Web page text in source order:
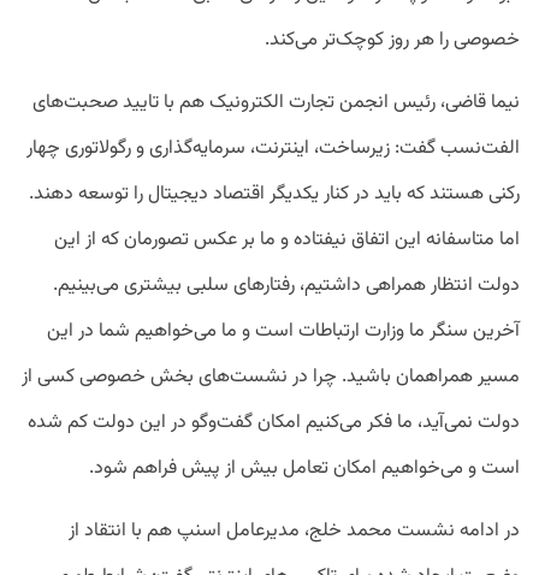
خصوصی را هر روز کوچک‌تر می‌کند.
نیما قاضی، رئیس انجمن تجارت الکترونیک هم با تایید صحبت‌های
الفت‌نسب گفت: زیرساخت، اینترنت، سرمایه‌گذاری و رگولاتوری چهار
رکنی هستند که باید در کنار یکدیگر اقتصاد دیجیتال را توسعه دهند.
اما متاسفانه این اتفاق نیفتاده و ما بر عکس تصورمان که از این
دولت انتظار همراهی داشتیم، رفتارهای سلبی بیشتری می‌بینیم.
آخرین سنگر ما وزارت ارتباطات است و ما می‌خواهیم شما در این
مسیر همراهمان باشید. چرا در نشست‌های بخش خصوصی کسی از
دولت نمی‌آید، ما فکر می‌کنیم امکان گفت‌وگو در این دولت کم شده
است و می‌خواهیم امکان تعامل بیش از پیش فراهم شود.
در ادامه نشست محمد خلج، مدیرعامل اسنپ هم با انتقاد از